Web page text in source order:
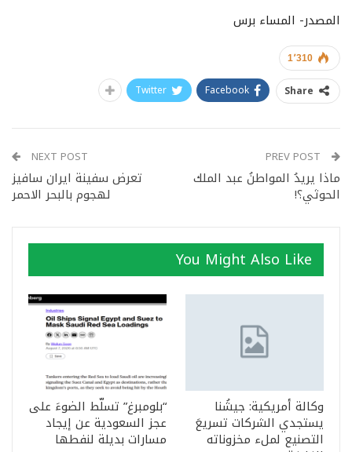
المصدر- المساء برس
1٬310
Share
Facebook
Twitter
ماذا يريدُ المواطنُ عبد الملك
الحوثي؟!
NEXT POST
تعرض سفينة ايران سافيز
لهجوم بالبحر الاحمر
You Might Also Like
وكالة أمريكية: جيشُنا
يستجدي الشركات تسريعَ
التصنيع لملء مخزوناته
“بلومبرغ” تسلّط الضوءَ على
عجز السعودية عن إيجاد
مسارات بديلة لنفطها